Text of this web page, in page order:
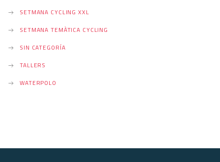
SETMANA CYCLING XXL
SETMANA TEMÀTICA CYCLING
SIN CATEGORÍA
TALLERS
WATERPOLO